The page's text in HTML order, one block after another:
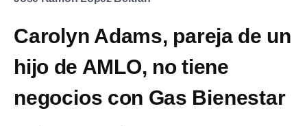
Carolyn Adams, pareja de un
hijo de AMLO, no tiene
negocios con Gas Bienestar